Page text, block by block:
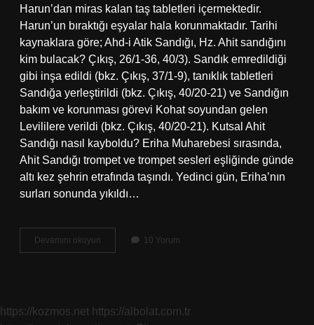
Harun’dan miras kalan taş tabletleri içermektedir.
Harun’un bıraktığı eşyalar hala korunmaktadır. Tarihi
kaynaklara göre; Ahd-i Atik Sandığı, Hz. Ahit sandığını
kim bulacak? Çıkış, 26/1-36, 40/3). Sandık emredildiği
gibi inşa edildi (bkz. Çıkış, 37/1-9), tanıklık tabletleri
Sandığa yerleştirildi (bkz. Çıkış, 40/20-21) ve Sandığın
bakım ve korunması görevi Kohat soyundan gelen
Levililere verildi (bkz. Çıkış, 40/20-21). Kutsal Ahit
Sandığı nasıl kayboldu? Eriha Muharebesi sırasında,
Ahit Sandığı trompet ve trompet sesleri eşliğinde günde
altı kez şehrin etrafında taşındı. Yedinci gün, Eriha’nın
surları sonunda yıkıldı…
Devamını okuyun
Sanduka
10 Yorum
https://kozmos.net https://albolat.com.tr